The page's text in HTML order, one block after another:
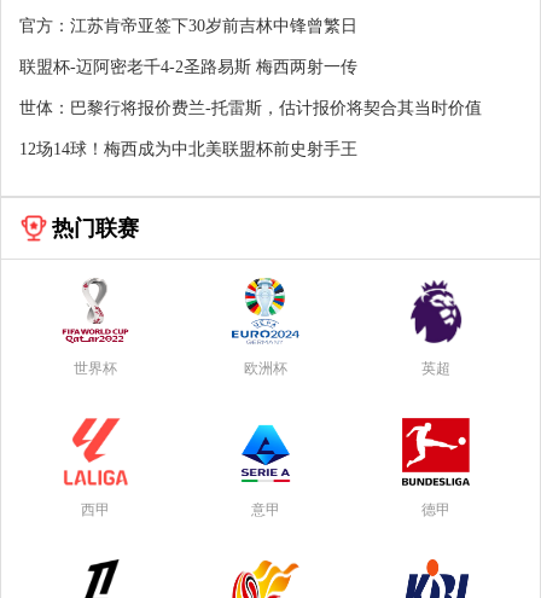
官方：江苏肯帝亚签下30岁前吉林中锋曾繁日
联盟杯-迈阿密老千4-2圣路易斯 梅西两射一传
世体：巴黎行将报价费兰-托雷斯，估计报价将契合其当时价值
12场14球！梅西成为中北美联盟杯前史射手王
热门联赛
世界杯 欧洲杯 英超
西甲 意甲 德甲